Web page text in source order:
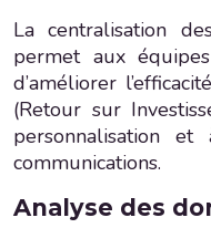
La centralisation
permet aux
d’améliorer
(Retour sur
personnalisation
communications.
Analyse des